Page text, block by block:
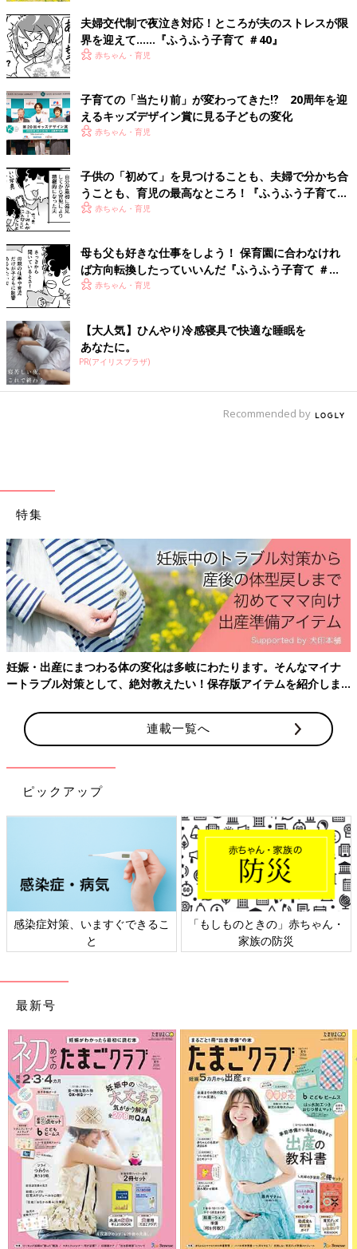
八木下 移住後、夫は家具の製造業の仕事に就いて３年くらいそ
こでお世話になりました。でも、やっぱり好きな仕事をしたい、
今まで培ってきたアパレルの仕事を始めよう、と。お店の物件探
しを始めたときには、松本での人脈もできてきていて、いい場所
を紹介してもらえました。
夫婦でお店を持ってからは、家族のライフスタイルも少し変わっ
て。夕方に私が先にお店を出て、子どもたちを迎えに行き、家で
夕食の準備。夫は19時ごろに帰宅して、夕食後に子どもたちをお
ふろに入れて、21時くらいには就寝。生活にすごくゆとりができ
たなと感じます。今住んでいる家は賃貸の一軒家で、庭がとても
広いのがお気に入り。よく庭でバーベキューを楽しんでいます。
に！ 家族と過ごせる時間も増えていますよね。今年は新型コロ
ナウイルスの影響で、家族と過ごす時間が増えたり、働き方に変
化があったママ・パパも多いと感じます。八木下さん夫婦は、コ
ロナ禍で何か変わったことは？
八木下 今の時点（2020年11月下旬）では、松本ではそこまで
感染者数が増えていないこともあってか、生活面で大きな変化は
感じていません。
もちろん、仕事面では多少影響はあります。お客さまに来てもら
――なるほど。デメリットばかりではなく、これまでになかった
選択肢が広がったのは、すごくいいですね。
八木下 実は、この前試験的に「オンライン接客」を始めてみた
んです。Zoomを使って、お客さまの手持ちの服を見せてもらい
ながら、お店にあるこんなアイテムと合わせてみるといいかも、
と提案することができて。今までは、お店にあるアイテムを見て
もらうだけだったのが、実際にお客さまが持っているアイテムを
見せてもらうことができる。新しい接客スタイルが生まれて、す
ごくいいなと感じました。
――おもしろい取り組みですね！ こんなアイテムと合わせると
いいんだ、という発見もできそうです。
八木下 今後はもっとオンライン接客が気軽にできるように、シ
ステムを整えていくつもりです。助成金の審査も通ることができ
たので、お店のホームページも少し新しくして、オンラインを強
化していきたいなと。
また、コロナ禍をきっかけに、インスタグラムでのライブ配信も
始めました。動画は苦手意識があったんですけど、そうも言って
いられず。
でも、思いきって挑戦したら、「動画で見られるのがすごくわか
りやすい」と好評で。たしかに、写真だけでは細部まで見せるこ
とができなかったり、伝わりにくい部分もあったので、動画っ
ことに、やり始めたら私自身もライブ配信が楽しくなりました
撮影／野中麻実子 取材・文／ひよこクラブ編集部
共働きリモート、ママだけが片づけスト
レスをためないためのポイント3
新しい生活様式や在宅ワークが広がり、家族が
家で過ごす時間が多くなると「片づけ」の悩み
も増えます。ママ自身も仕事があるのに、片づ
けに追われると疲れてイライラもたまってしま
います。そこで、片づけストレスをためない家
にする工夫を、Instagramでも人気の整理収納
アドバイザー 水谷妙子さんに聞きました。ポ
イントは「モノの量」「見える化」「夫婦の当
事者意識」の３つにあるそうです。
コロナ禍を機に、「可能性が広がった」と新しいことに取り組ん
でいる八木下さん。移住先での生活は日々充実し、松本での暮ら
しを楽しんでいる様子がとても伝わってきました。
夫婦交代制で夜泣き対応！ところが夫のストレスが限
界を迎えて……『ふうふう子育て ＃40』
赤ちゃん・育児
子育ての「当たり前」が変わってきた⁉ 20周年を迎
えるキッズデザイン賞に見る子どもの変化
赤ちゃん・育児
子供の「初めて」を見つけることも、夫婦で分かち合
うことも、育児の最高なところ！『ふうふう子育て
＃52』
赤ちゃん・育児
母も父も好きな仕事をしよう！ 保育園に合わなけれ
ば方向転換したっていいんだ『ふうふう子育て ＃
61』赤ちゃん・育児
【大人気】ひんやり冷感寝具で快適な睡眠を
あなたに。
PR(アイリスプラザ)
Recommended by
特集
妊娠・出産にまつわる体の変化は多岐にわたります。そんなマイナ
ートラブル対策として、絶対教えたい！保存版アイテムを紹介しま
連載一覧へ
ピックアップ
感染症対策、いますぐできるこ
と
「もしものときの」赤ちゃん・
家族の防災
最新号